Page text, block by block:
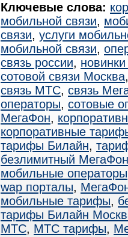
Ключевые слова:
мобильной связи,
связи, услуги
мобильной связи,
связь россии,
сотовой связи Москва
связь МТС, связь
операторы, сотовые
МегаФон,
корпоративные
тарифы Билайн,
безлимитный МегаФон
мобильные операторы
wap порталы,
мобильные тарифы,
тарифы Билайн
МТС, МТС тарифы,